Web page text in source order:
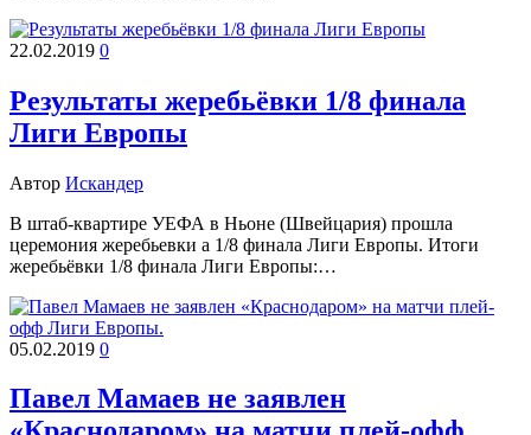
22.02.2019 0
Результаты жеребьёвки 1/8 финала
Лиги Европы
Автор Искандер
В штаб-квартире УЕФА в Ньоне (Швейцария) прошла
церемония жеребьевки а 1/8 финала Лиги Европы. Итоги
жеребьёвки 1/8 финала Лиги Европы:…
05.02.2019 0
Павел Мамаев не заявлен